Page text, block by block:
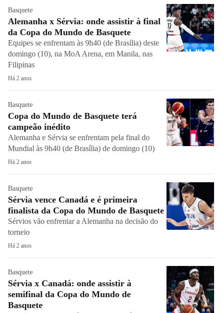
Basquete
Alemanha x Sérvia: onde assistir à final
da Copa do Mundo de Basquete
Equipes se enfrentam às 9h40 (de Brasília) deste
domingo (10), na MoA Arena, em Manila, nas
Filipinas
Há 2 anos
Basquete
Copa do Mundo de Basquete terá
campeão inédito
Alemanha e Sérvia se enfrentam pela final do
Mundial às 9h40 (de Brasília) de domingo (10)
Há 2 anos
Basquete
Sérvia vence Canadá e é primeira
finalista da Copa do Mundo de Basquete
Sérvios vão enfrentar a Alemanha na decisão do
torneio
Há 2 anos
Basquete
Sérvia x Canadá: onde assistir à
semifinal da Copa do Mundo de
Basquete